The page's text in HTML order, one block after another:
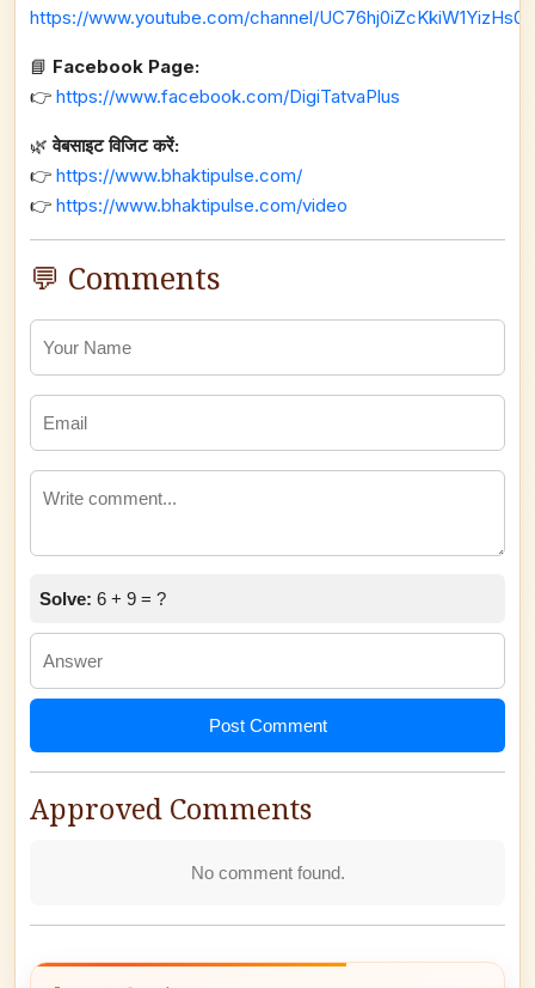
https://www.youtube.com/channel/
📘 Facebook Page:
👉 https://www.facebook.com/DigiTatvaPlus
🌿वेबसाइट विजिट करें:
👉 https://www.bhaktipulse.com/
👉 https://www.bhaktipulse.com/video
💬 Comments
Solve: 6 + 9 = ?
Post Comment
Approved Comments
No comment found.